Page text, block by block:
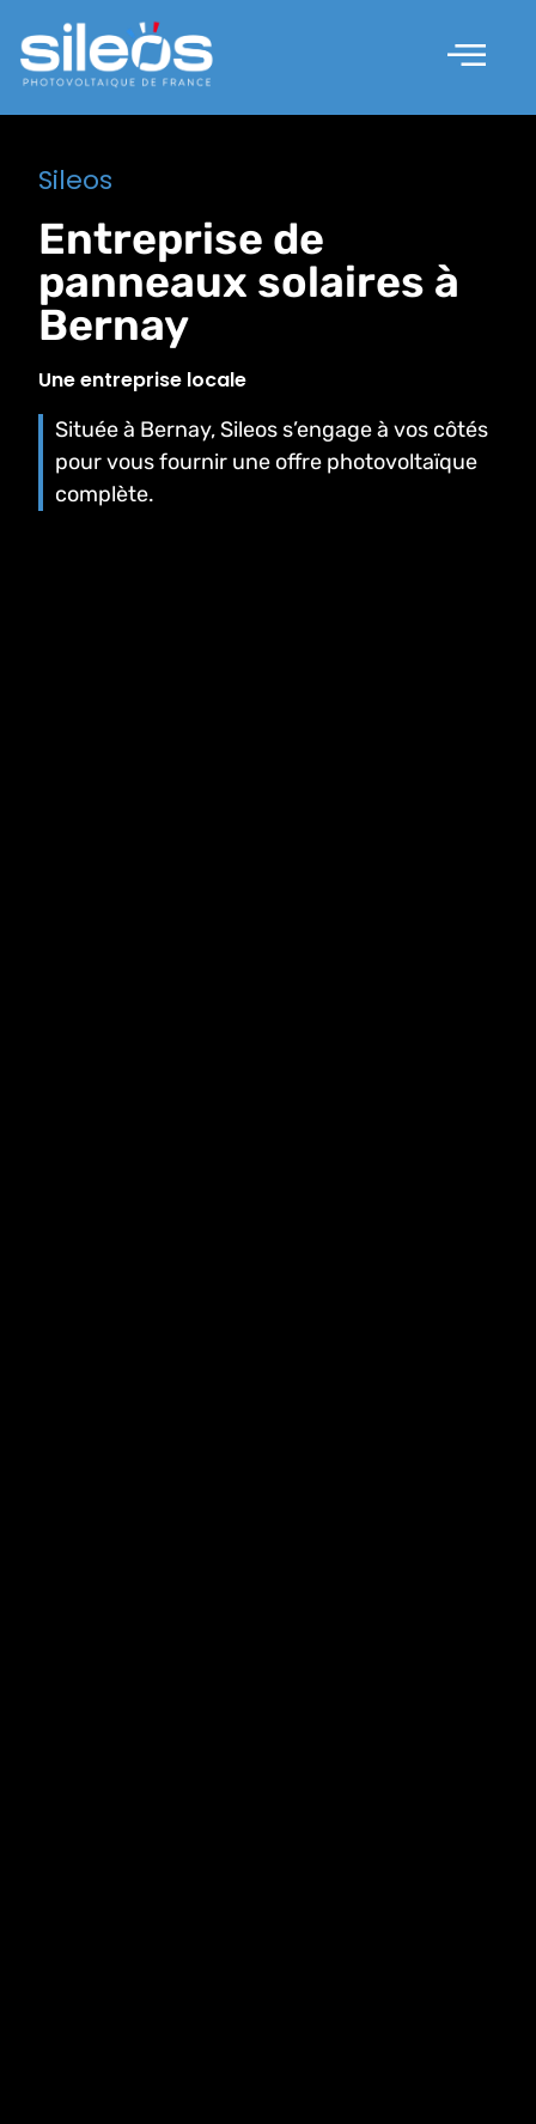
Sileos
Entreprise de
panneaux solaires à
Bernay
Une entreprise locale
Située à Bernay, Sileos s’engage à vos côtés
pour vous fournir une offre photovoltaïque
complète.